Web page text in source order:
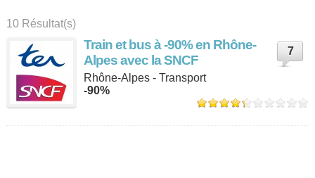
10 Résultat(s)
Train et bus à -90% en Rhône-
Alpes avec la SNCF
7
Rhône-Alpes - Transport
-90%